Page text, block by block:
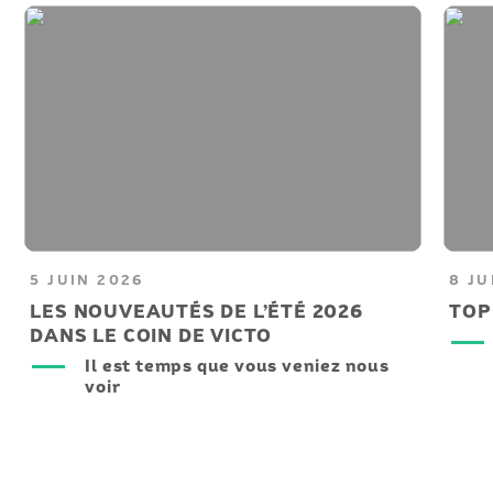
5 JUIN 2026
LES NOUVEAUTÉS DE L’ÉTÉ 2026
DANS LE COIN DE VICTO
Il est temps que vous veniez nous
voir
8